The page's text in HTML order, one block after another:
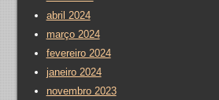
abril 2024
março 2024
fevereiro 2024
janeiro 2024
novembro 2023